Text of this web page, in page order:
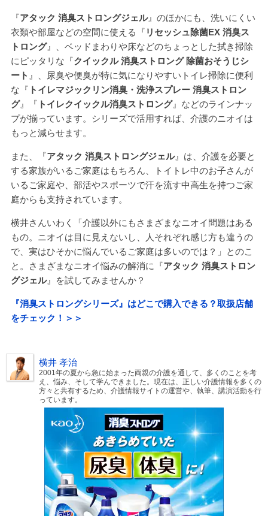
『アタック 消臭ストロングジェル』のほかにも、洗いにくい
衣類や部屋などの空間に使える『 リセッシュ除菌EX 消臭ス
トロング』、ベッドまわりや床などのちょっとした拭き掃除
にピッタリな『クイックル 消臭ストロング 除菌おそうじシ
ート 』、尿臭や便臭が特に気になりやすいトイレ掃除に便利
な『 トイレマジックリン消臭・洗浄スプレー 消臭ストロン
グ』『 トイレクイックル消臭ストロング』などのラインナッ
プが揃っています。シリーズで活用すれば、介護のニオイは
もっと減らせます。
また、『アタック 消臭ストロングジェル』は、介護を必要と
する家族がいるご家庭はもちろん、トイトレ中のお子さんが
いるご家庭や、部活やスポーツで汗を流す中高生を持つご家
庭からも支持されています。
横井さんいわく「介護以外にもさまざまなニオイ問題はある
もの。ニオイは目に見えないし、人それぞれ感じ方も違うの
で、実はひそかに悩んでいるご家庭は多いのでは？」とのこ
と。さまざまなニオイ悩みの解消に『アタック 消臭ストロン
グジェル』を試してみませんか？
『消臭ストロングシリーズ』はどこで購入できる？取扱店舗
をチェック！＞＞
横井 孝治
2001年の夏から急に始まった両親の介護を通して、多くのことを考
え、悩み、そして学んできました。現在は、正しい介護情報を多くの
方々と共有するため、介護情報サイトの運営や、執筆、講演活動を行
っています。